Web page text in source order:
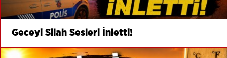
Geceyi Silah Sesleri İnletti!